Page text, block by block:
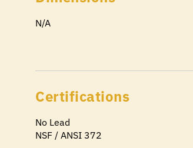
N/A
Certifications
No Lead
NSF / ANSI 372